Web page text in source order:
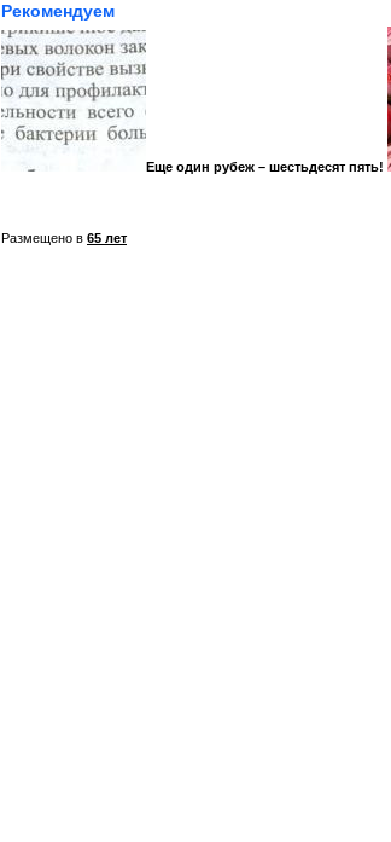
Рекомендуем
Еще один рубеж – шестьдесят пять!
Размещено в 65 лет